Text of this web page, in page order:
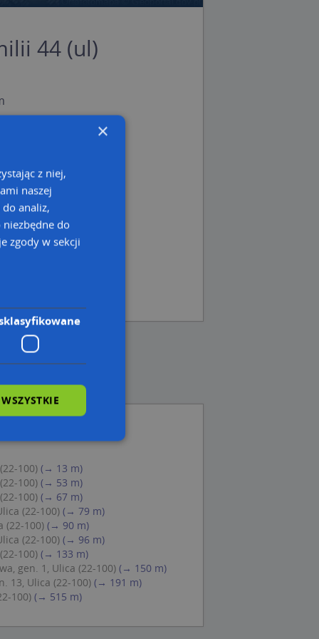
44 (ul)
100) (→ 13 m)
100) (→ 53 m)
100) (→ 67 m)
(22-100) (→ 79 m)
(22-100) (→ 90 m)
(22-100) (→ 96 m)
100) (→ 133 m)
gen. 1, Ulica (22-100) (→ 150 m)
13, Ulica (22-100) (→ 191 m)
100) (→ 515 m)
×
z niej,
naszej
analiz,
do
zgody w sekcji
użytkownika i
Script.com
zgody
aby baner